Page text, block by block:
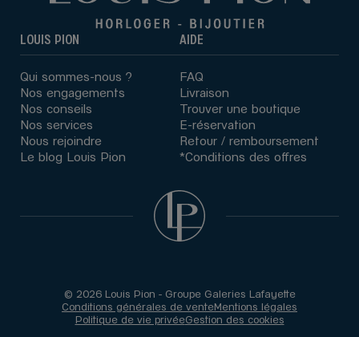
LOUIS PION
Qui sommes-nous ?
Nos engagements
Nos conseils
Nos services
Nous rejoindre
Le blog Louis Pion
AIDE
FAQ
Livraison
Trouver une boutique
E-réservation
Retour / remboursement
*Conditions des offres
© 2026 Louis Pion - Groupe Galeries Lafayette
Conditions générales de venteMentions légales
Politique de vie privéeGestion des cookies